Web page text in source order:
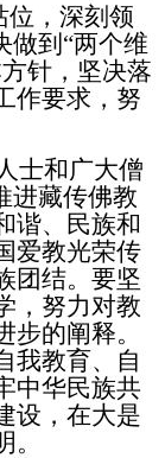
，深刻领
做到“两个维
针，坚决落
作要求，努
和广大僧
进藏传佛教
谐、民族和
爱教光荣传
团结。要坚
，努力对教
的阐释。
我教育、自
中华民族共
设，在大是